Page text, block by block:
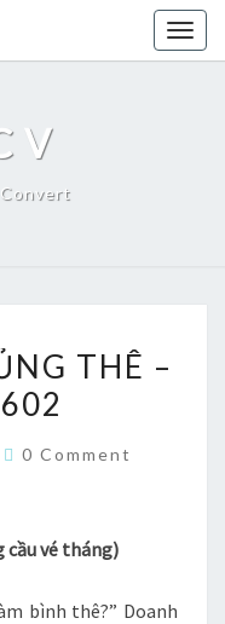
THÊ –
Comments
0 Comment
cầu vé tháng)
bình thê?” Doanh